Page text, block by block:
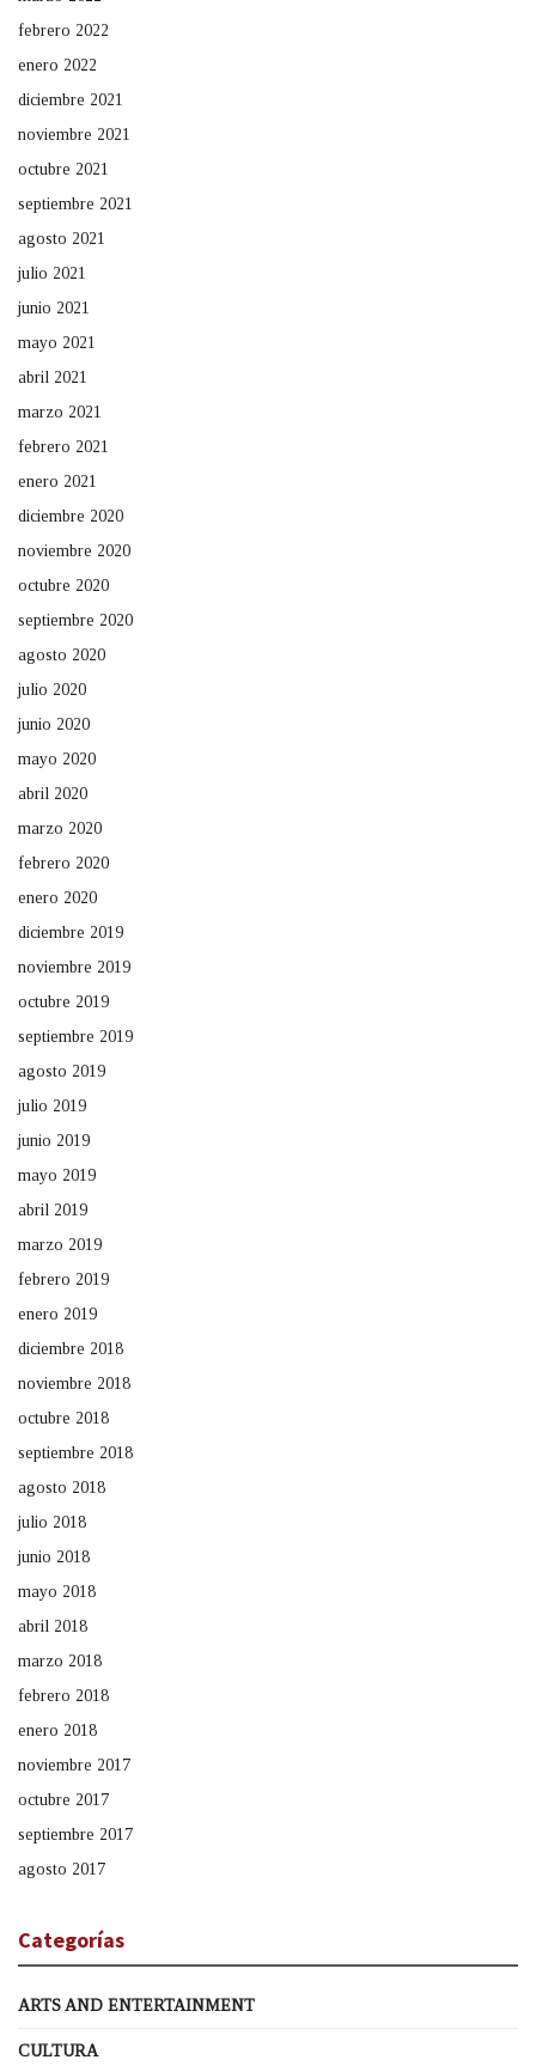
febrero 2022
enero 2022
diciembre 2021
noviembre 2021
octubre 2021
septiembre 2021
agosto 2021
julio 2021
junio 2021
mayo 2021
abril 2021
marzo 2021
febrero 2021
enero 2021
diciembre 2020
noviembre 2020
octubre 2020
septiembre 2020
agosto 2020
julio 2020
junio 2020
mayo 2020
abril 2020
marzo 2020
febrero 2020
enero 2020
diciembre 2019
noviembre 2019
octubre 2019
septiembre 2019
agosto 2019
julio 2019
junio 2019
mayo 2019
abril 2019
marzo 2019
febrero 2019
enero 2019
diciembre 2018
noviembre 2018
octubre 2018
septiembre 2018
agosto 2018
julio 2018
junio 2018
mayo 2018
abril 2018
marzo 2018
febrero 2018
enero 2018
noviembre 2017
octubre 2017
septiembre 2017
agosto 2017
Categorías
ARTS AND ENTERTAINMENT
CULTURA